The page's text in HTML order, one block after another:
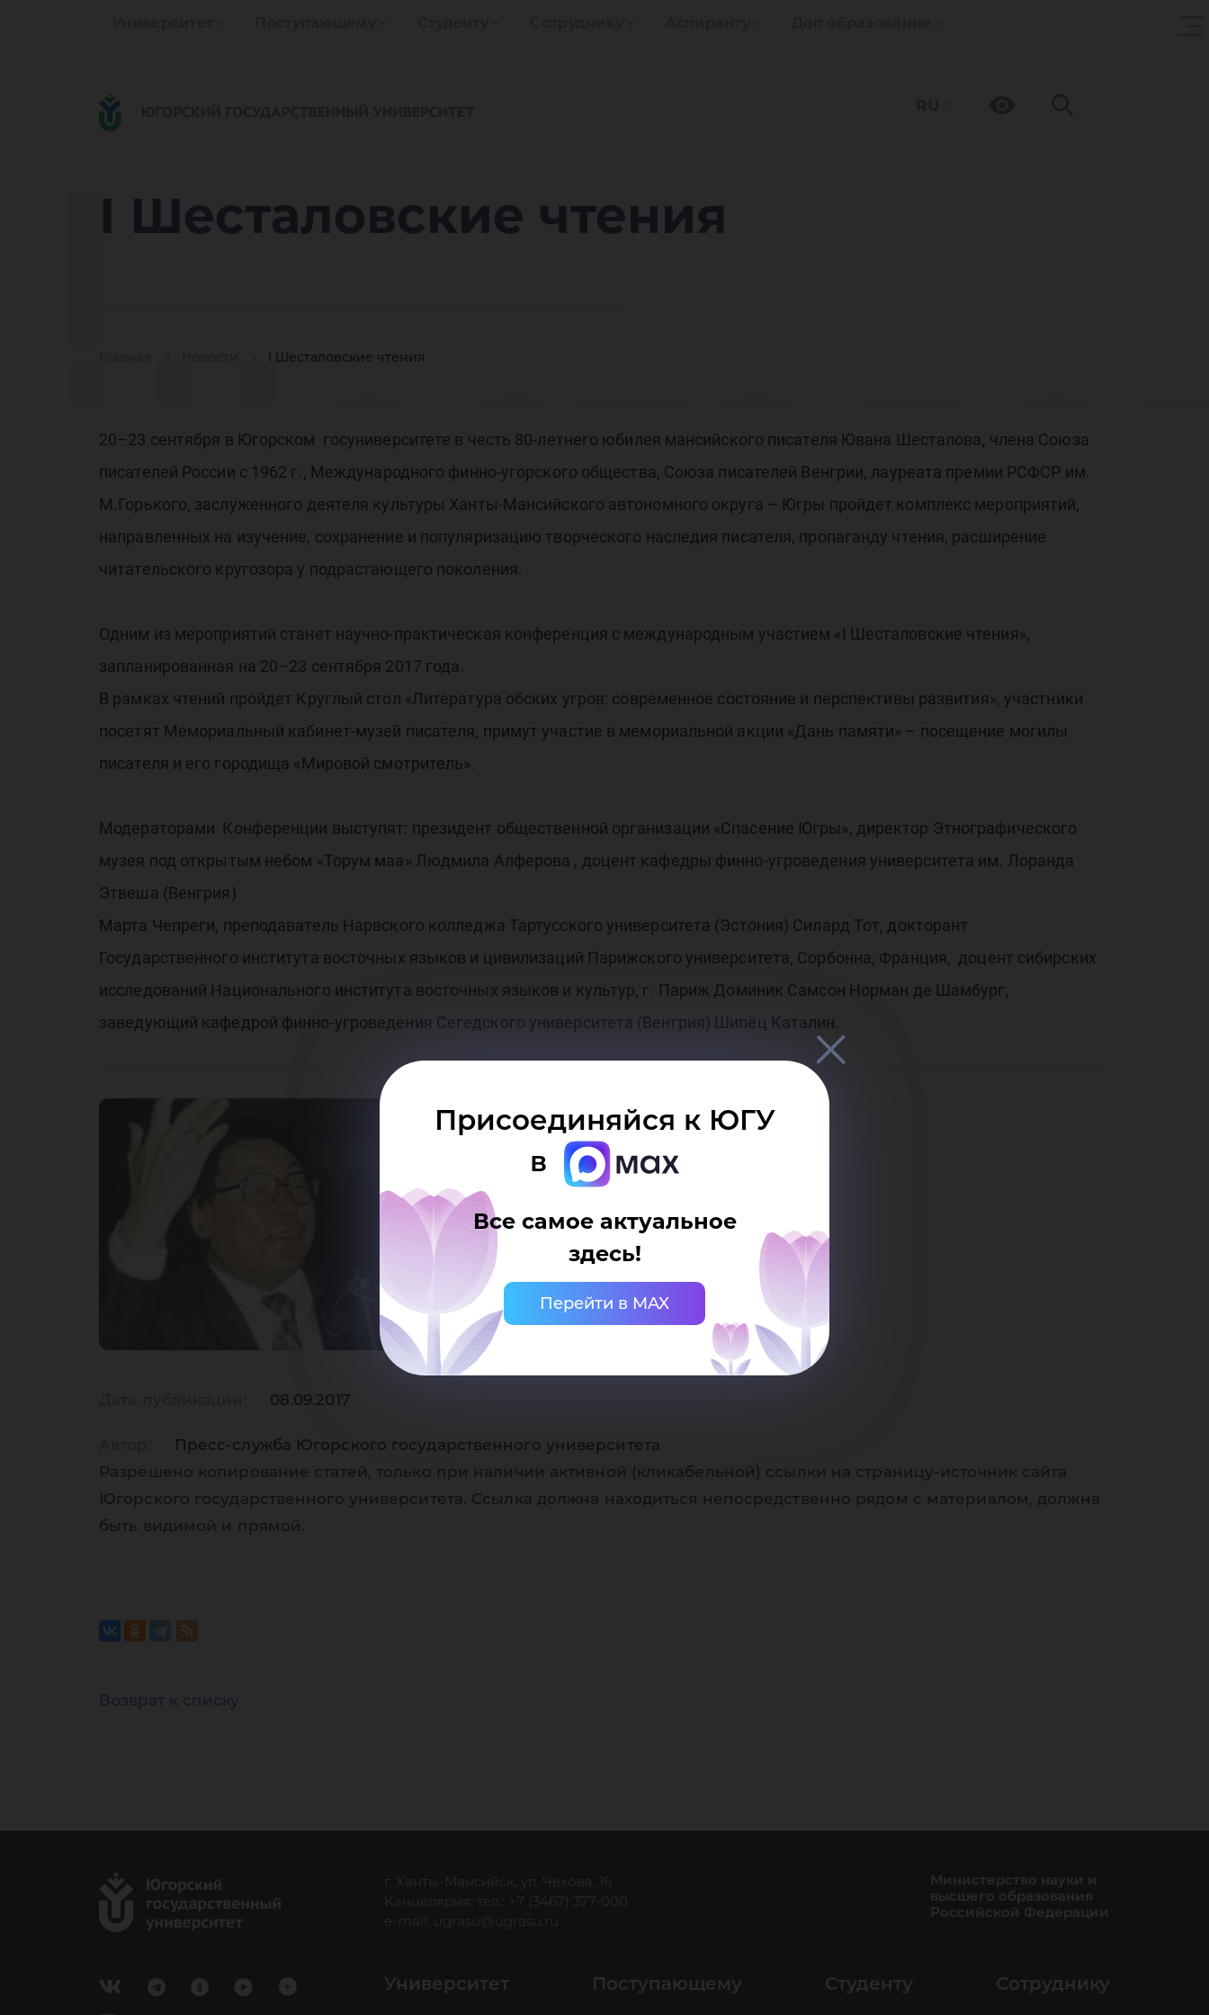
I Шесталовские чтения
I Шесталовские чтения
I
чтения
Присоединяйся к ЮГУ
в
Все самое актуальное
здесь!
Перейти в MAX
20–23 сентября в Югорском госуниверситете в честь 80-летнего юбилея мансийского писателя Ювана Шесталова, члена Союза
писателей России с 1962 г., Международного финно-угорского общества, Союза писателей Венгрии, лауреата премии РСФСР им.
М.Горького, заслуженного деятеля культуры Ханты-Мансийского автономного округа – Югры пройдет комплекс мероприятий,
направленных на изучение, сохранение и популяризацию творческого наследия писателя, пропаганду чтения, расширение
читательского кругозора у подрастающего поколения.
Одним из мероприятий станет научно-практическая конференция с международным участием «I Шесталовские чтения»,
запланированная на 20–23 сентября 2017 года.
В рамках чтений пройдет Круглый стол «Литература обских угров: современное состояние и перспективы развития», участники
посетят Мемориальный кабинет-музей писателя, примут участие в мемориальной акции «Дань памяти» – посещение могилы
писателя и его городища «Мировой смотритель».
Модераторами Конференции выступят: президент общественной организации «Спасение Югры», директор Этнографического
музея под открытым небом «Торум маа» Людмила Алферова , доцент кафедры финно-угроведения университета им. Лоранда
Этвеша (Венгрия)
Марта Чепреги, преподаватель Нарвского колледжа Тартусского университета (Эстония) Силард Тот, докторант
Государственного института восточных языков и цивилизаций Парижского университета, Сорбонна, Франция, доцент сибирских
исследований Национального института восточных языков и культур, г. Париж Доминик Самсон Норман де Шамбург,
заведующий кафедрой финно-угроведения Сегедского университета (Венгрия) Шипёц Каталин.
08.09.2017
Пресс-служба Югорского государственного университета
Разрешено копирование статей, только при наличии активной (кликабельной) ссылки на страницу-источник сайта
Югорского государственного университета. Ссылка должна находиться непосредственно рядом с материалом, должна
быть видимой и прямой.
Возврат к списку
г. Ханты-Мансийск, ул. Чехова, 16
Канцелярия: тел.: +7 (3467) 377-000
e-mail:
ugrasu@ugrasu.ru
Министерство науки и
высшего образования
Российской Федерации
Университет Поступающему Студенту Сотруднику